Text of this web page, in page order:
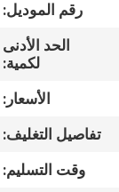
المعمل
مراقبة
الجودة
اتصل
رقم الموديل:
الحد الأدنى
لكمية:
الأسعار:
تفاصيل التغليف:
وقت التسليم: